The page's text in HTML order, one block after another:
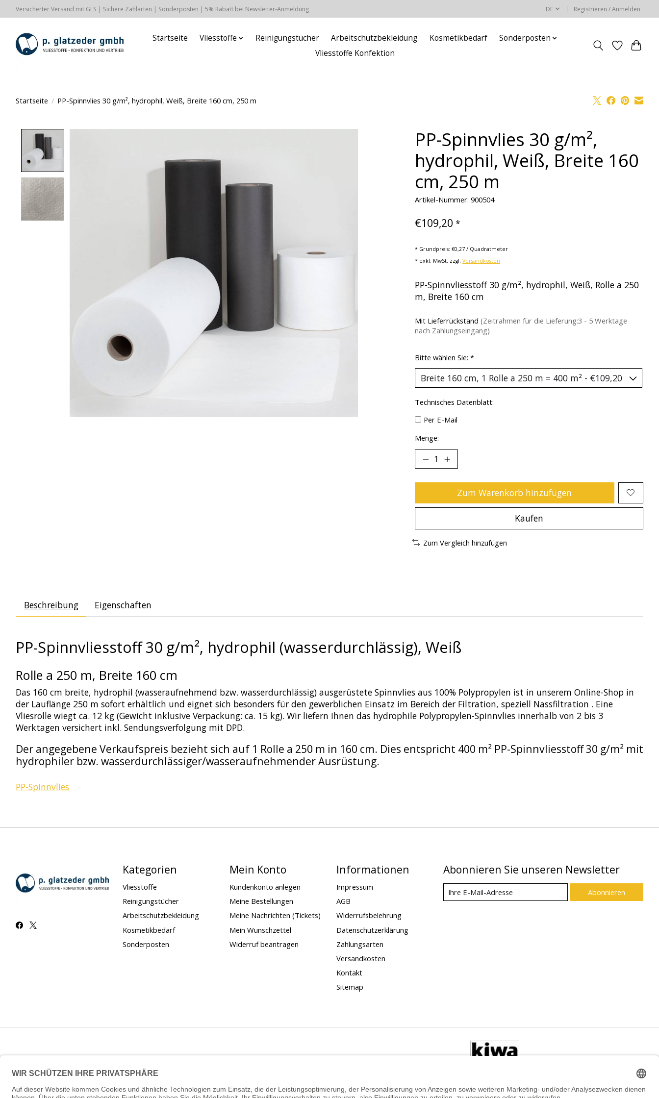
Versicherter Versand mit GLS | Sichere Zahlarten | Sonderposten | 5% Rabatt bei Newsletter-Anmeldung DE Registrieren / Anmelden
Startseite Vliesstoffe Reinigungstücher Arbeitschutzbekleidung Kosmetikbedarf
Sonderposten
Vliesstoffe Konfektion
Startseite / PP-Spinnvlies 30 g/m², hydrophil, Weiß, Breite 160 cm, 250 m
PP-Spinnvlies 30 g/m²,
hydrophil, Weiß, Breite 160
cm, 250 m
Artikel-Nummer: 900504
€109,20 *
* Grundpreis: €0,27 / Quadratmeter
* exkl. MwSt. zzgl. Versandkosten
PP-Spinnvliesstoff 30 g/m², hydrophil, Weiß, Rolle a 250
m, Breite 160 cm
Mit Lieferrückstand (Zeitrahmen für die Lieferung:3 - 5 Werktage
nach Zahlungseingang)
Bitte wählen Sie: *
Technisches Datenblatt:
Per E-Mail
Menge:
Zum Warenkorb hinzufügen
Kaufen
Zum Vergleich hinzufügen
Beschreibung Eigenschaften
PP-Spinnvliesstoff 30 g/m², hydrophil (wasserdurchlässig), Weiß
Rolle a 250 m, Breite 160 cm
Das 160 cm breite, hydrophil (wasseraufnehmend bzw. wasserdurchlässig) ausgerüstete Spinnvlies aus 100% Polypropylen ist in unserem Online-Shop in
der Lauflänge 250 m sofort erhältlich und eignet sich besonders für den gewerblichen Einsatz im Bereich der Filtration, speziell Nassfiltration . Eine
Vliesrolle wiegt ca. 12 kg (Gewicht inklusive Verpackung: ca. 15 kg). Wir liefern Ihnen das hydrophile Polypropylen-Spinnvlies innerhalb von 2 bis 3
Werktagen versichert inkl. Sendungsverfolgung mit DPD.
Der angegebene Verkaufspreis bezieht sich auf 1 Rolle a 250 m in 160 cm. Dies entspricht 400 m² PP-Spinnvliesstoff 30 g/m² mit
hydrophiler bzw. wasserdurchlässiger/wasseraufnehmender Ausrüstung.
PP-Spinnvlies
Kategorien
Vliesstoffe
Reinigungstücher
Arbeitschutzbekleidung
Kosmetikbedarf
Sonderposten
Mein Konto
Kundenkonto anlegen
Meine Bestellungen
Meine Nachrichten (Tickets)
Mein Wunschzettel
Widerruf beantragen
Informationen
Impressum
AGB
Widerrufsbelehrung
Datenschutzerklärung
Zahlungsarten
Versandkosten
Kontakt
Sitemap
Abonnieren Sie unseren Newsletter
Abonnieren
© Copyright 2026 vliesstoffe24.de - Powered byLightspeed DE